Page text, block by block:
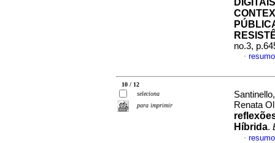
no.3,
·
10 / 12
seleciona
para imprimir
Renata
Híbrida.
·